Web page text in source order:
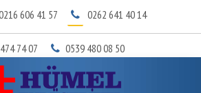
606 41 57 0262 641 40 14
74 07 0539 480 08 50